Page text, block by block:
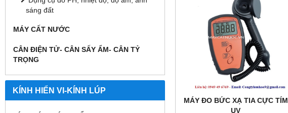
sáng đất
MÁY CẤT NƯỚC
CÂN ĐIỆN TỬ- CÂN SẤY ẨM- CÂN TỶ
TRỌNG
KÍNH HIỂN VI-KÍNH LÚP
MÁY ĐO BỨC XẠ TIA CỰC TÍM
UV